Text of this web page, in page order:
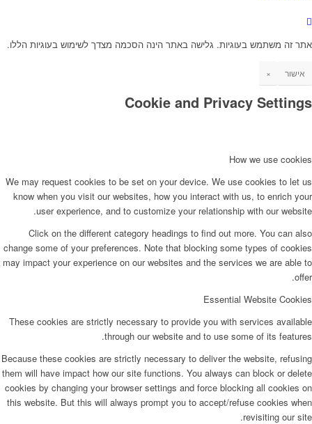
זה משתמש בעוגיות. גלישה באתר הינה הסכמה מצדך לשימוש בעוגיות הללו.
אישור ×
Cookie and Privacy
How we use
We may request cookies to be set on your device. We use cookies to let
know when you visit our websites, how you interact with us, to enrich
user experience, and to customize your relationship with our
Click on the different category headings to find out more. You can
change some of your preferences. Note that blocking some types of
may impact your experience on our websites and the services we are able
Essential Website
These cookies are strictly necessary to provide you with services
through our website and to use some of its
Because these cookies are strictly necessary to deliver the website,
them will have impact how our site functions. You always can block or
cookies by changing your browser settings and force blocking all cookies
this website. But this will always prompt you to accept/refuse cookies
revisiting our